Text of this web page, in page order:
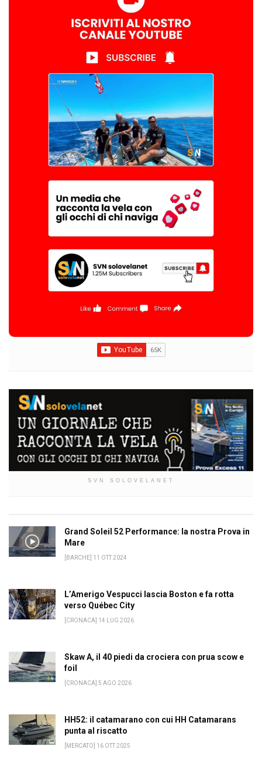
SVN SOLOVELANET
Grand Soleil 52 Performance: la nostra Prova in
Mare
[BARCHE] 11 OTT 2024
L’Amerigo Vespucci lascia Boston e fa rotta
verso Québec City
[CRONACA] 14 LUG 2026
Skaw A, il 40 piedi da crociera con prua scow e
foil
[CRONACA] 5 AGO 2026
HH52: il catamarano con cui HH Catamarans
punta al riscatto
[MERCATO] 16 OTT 2025